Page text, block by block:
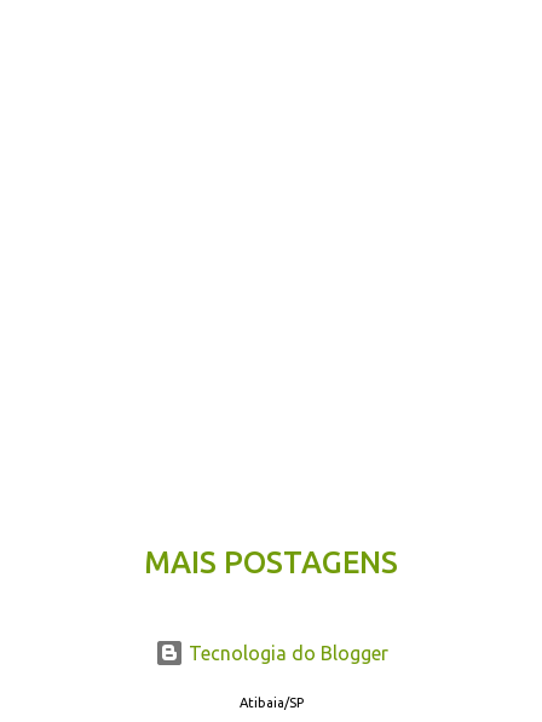
MAIS POSTAGENS
Tecnologia do Blogger
Atibaia/SP